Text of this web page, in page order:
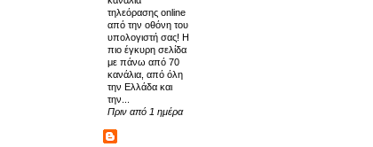
τηλεόρασης online
από την οθόνη του
υπολογιστή σας! Η
πιο έγκυρη σελίδα
με πάνω από 70
κανάλια, από όλη
την Ελλάδα και
την...
Πριν από 1 ημέρα